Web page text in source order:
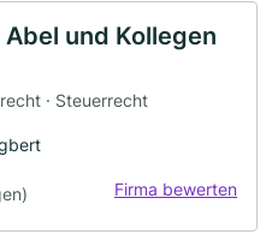
und Kollegen
· Steuerrecht
Firma bewerten